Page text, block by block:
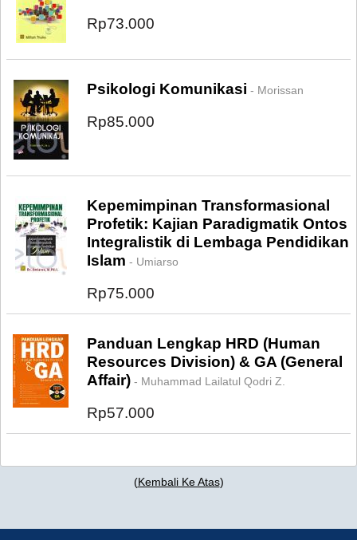
Rp73.000
Psikologi Komunikasi - Morissan
Rp85.000
Kepemimpinan Transformasional
Profetik: Kajian Paradigmatik Ontos
Integralistik di Lembaga Pendidikan
Islam - Umiarso
Rp75.000
Panduan Lengkap HRD (Human
Resources Division) & GA (General
Affair) - Muhammad Lailatul Qodri Z.
Rp57.000
(Kembali Ke Atas)